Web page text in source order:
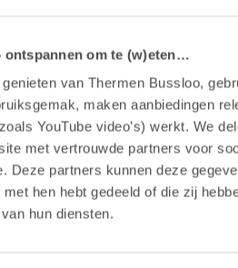
ontspannen om te (w)eten…
van Thermen Bussloo,
maken aanbiedingen
YouTube video’s) werkt. We
met vertrouwde partners voor
Deze partners kunnen deze
hen hebt gedeeld of die zij
hun diensten.